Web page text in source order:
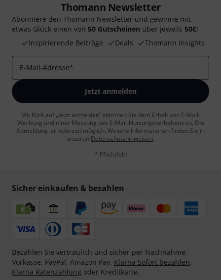
Thomann Newsletter
Abonniere den Thomann Newsletter und gewinne mit
etwas Glück einen von 50 Gutscheinen über jeweils 50€!
Inspirierende Beiträge
Deals Thomann Insights
E-Mail-Adresse*
Jetzt anmelden
Mit Klick auf „Jetzt anmelden“ stimmen Sie dem Erhalt von E-Mail-
Werbung und einer Messung des E-Mail-Nutzungsverhaltens zu. Die
Abmeldung ist jederzeit möglich. Weitere Informationen finden Sie in
unseren Datenschutzhinweisen.
* Pflichtfeld
Sicher einkaufen & bezahlen
Bezahlen Sie vertraulich und sicher per Nachnahme,
Vorkasse, PayPal, Amazon Pay, Klarna Sofort bezahlen,
Klarna Ratenzahlung oder Kreditkarte.